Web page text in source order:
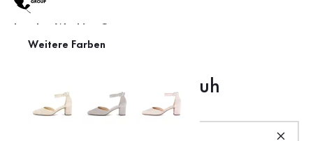
Weitere Farben
Das macht diesen Schuh
besonders